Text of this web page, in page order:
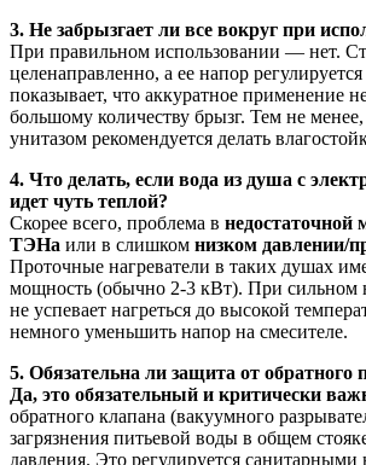
3. Не забрызгает ли все вокруг при
При правильном использовании — нет.
целенаправленно, а ее напор
показывает, что аккуратное применение
большому количеству брызг. Тем не
унитазом рекомендуется делать
4. Что делать, если вода из душа с
идет чуть теплой?
Скорее всего, проблема в недостаточной
ТЭНа или в слишком низком давлении/
Проточные нагреватели в таких душах
мощность (обычно 2-3 кВт). При сильном
не успевает нагреться до высокой
немного уменьшить напор на смесителе.
5. Обязательна ли защита от обратного
Да, это обязательный и критически
обратного клапана (вакуумного
загрязнения питьевой воды в общем
давления. Это регулируется